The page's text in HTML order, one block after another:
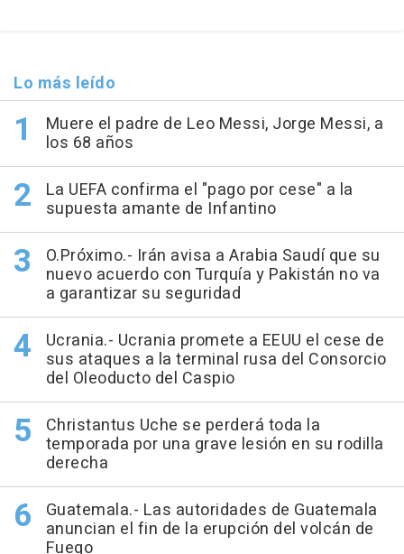
Lo más leído
Muere el padre de Leo Messi, Jorge Messi, a
los 68 años
La UEFA confirma el "pago por cese" a la
supuesta amante de Infantino
O.Próximo.- Irán avisa a Arabia Saudí que su
nuevo acuerdo con Turquía y Pakistán no va
a garantizar su seguridad
Ucrania.- Ucrania promete a EEUU el cese de
sus ataques a la terminal rusa del Consorcio
del Oleoducto del Caspio
Christantus Uche se perderá toda la
temporada por una grave lesión en su rodilla
derecha
Guatemala.- Las autoridades de Guatemala
anuncian el fin de la erupción del volcán de
Fuego